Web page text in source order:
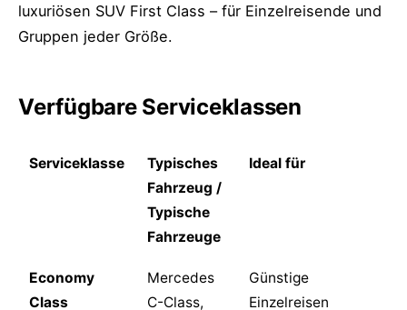
luxuriösen SUV First Class – für Einzelreisende und
Gruppen jeder Größe.
Verfügbare Serviceklassen
Serviceklasse
Typisches
Fahrzeug /
Typische
Fahrzeuge
Ideal für
Economy
Class
Mercedes
C-Class,
Günstige
Einzelreisen